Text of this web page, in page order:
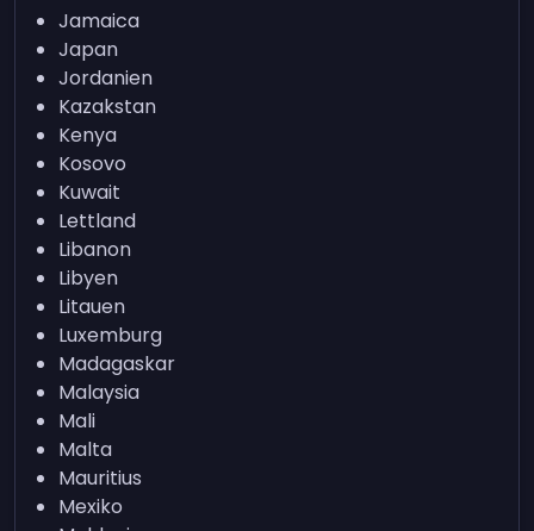
Jamaica
Japan
Jordanien
Kazakstan
Kenya
Kosovo
Kuwait
Lettland
Libanon
Libyen
Litauen
Luxemburg
Madagaskar
Malaysia
Mali
Malta
Mauritius
Mexiko